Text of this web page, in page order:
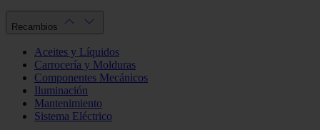
Recambios
Aceites y Líquidos
Carrocería y Molduras
Componentes Mecánicos
Iluminación
Mantenimiento
Sistema Eléctrico